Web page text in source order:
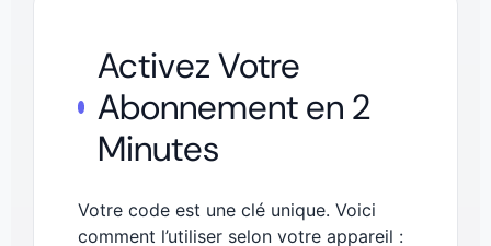
Activez Votre
Abonnement en 2
Minutes
Votre code est une clé unique. Voici
comment l’utiliser selon votre appareil :